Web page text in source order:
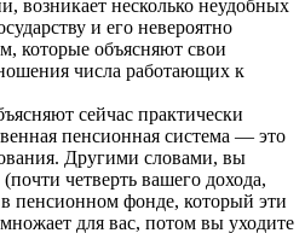
возникает несколько неудобных
и его невероятно
которые объясняют свои
числа работающих к
сейчас практически
пенсионная система — это
Другими словами, вы
четверть вашего дохода,
в пенсионном фонде, который эти
для вас, потом вы уходите